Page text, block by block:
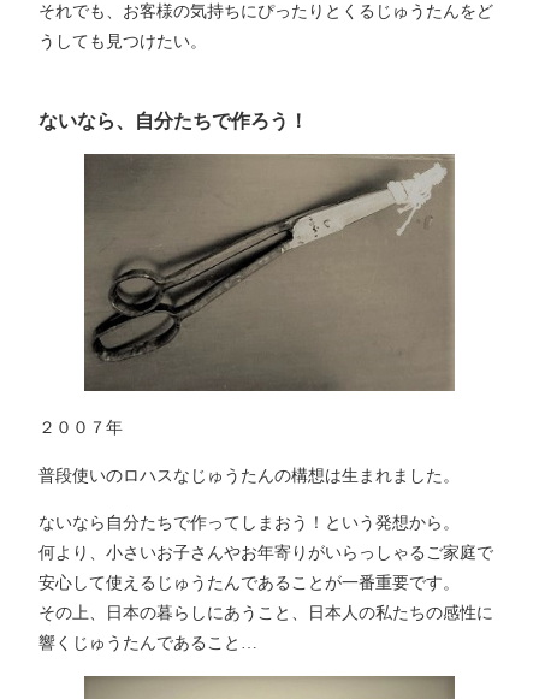
それでも、お客様の気持ちにぴったりとくるじゅうたんをど
うしても見つけたい。
ないなら、自分たちで作ろう！
２００７年
普段使いのロハスなじゅうたんの構想は生まれました。
ないなら自分たちで作ってしまおう！という発想から。
何より、小さいお子さんやお年寄りがいらっしゃるご家庭で
安心して使えるじゅうたんであることが一番重要です。
その上、日本の暮らしにあうこと、日本人の私たちの感性に
響くじゅうたんであること…